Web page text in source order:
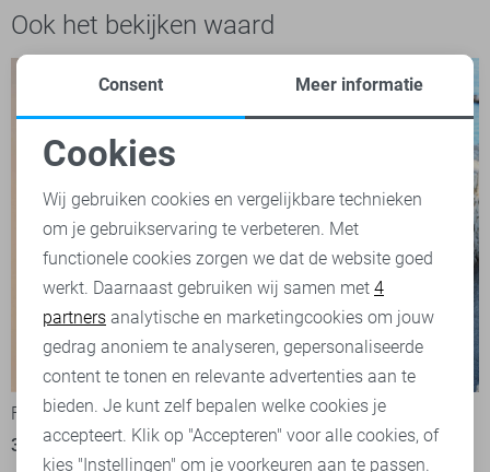
Ook het bekijken waard
FOS Amsterdam Jurk
37,50 74,99
EsQualo Jurk
50,00 99,95
Noodzakelijke cookies
Personalisatie cookies
Analytische cookies
Marketing cookies
Consent Meer informatie
Cookies
Wij gebruiken cookies en vergelijkbare technieken
om je gebruikservaring te verbeteren. Met
functionele cookies zorgen we dat de website goed
werkt. Daarnaast gebruiken wij samen met 4
partners analytische en marketingcookies om jouw
gedrag anoniem te analyseren, gepersonaliseerde
content te tonen en relevante advertenties aan te
bieden. Je kunt zelf bepalen welke cookies je
accepteert. Klik op "Accepteren" voor alle cookies, of
kies "Instellingen" om je voorkeuren aan te passen.